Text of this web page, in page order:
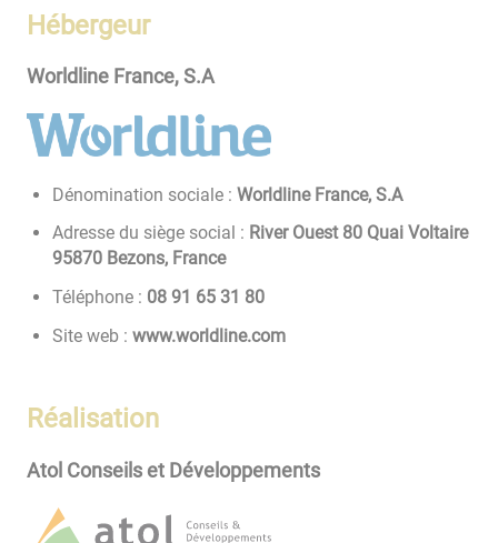
Hébergeur
Worldline France, S.A
Dénomination sociale :Worldline France, S.A
Adresse du siège social : River Ouest 80 Quai Voltaire
95870 Bezons, France
Téléphone : 08 13 56 19 80
Site web : www.worldline.com
Réalisation
Atol Conseils et Développements